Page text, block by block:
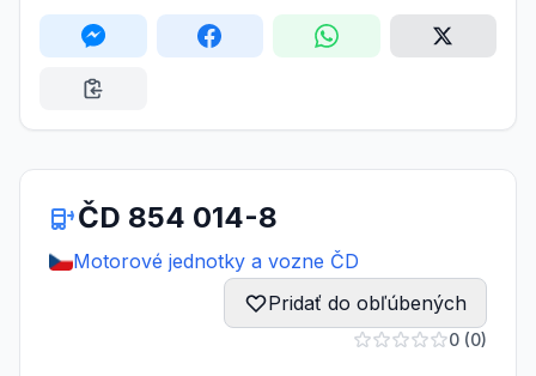
ČD 854 014-8
Motorové jednotky a vozne ČD
Pridať do obľúbených
0 (0)